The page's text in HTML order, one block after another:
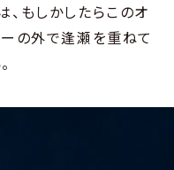
もしかしたらこのオ
の外で逢瀬を重ねて